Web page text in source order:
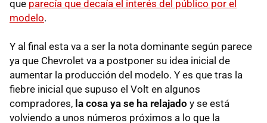
que parecía que decaía el interés del público por el
modelo.
Y al final esta va a ser la nota dominante según parece
ya que Chevrolet va a postponer su idea inicial de
aumentar la producción del modelo. Y es que tras la
fiebre inicial que supuso el Volt en algunos
compradores, la cosa ya se ha relajado y se está
volviendo a unos números próximos a lo que la